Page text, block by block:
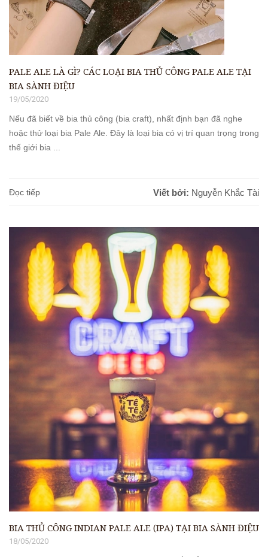
PALE ALE LÀ GÌ? CÁC LOẠI BIA THỦ CÔNG PALE ALE TẠI
BIA SÀNH ĐIỆU
19/05/2020
Nếu đã biết về bia thủ công (bia craft), nhất định bạn đã nghe
hoặc thử loại bia Pale Ale. Đây là loại bia có vị trí quan trọng trong
thế giới bia ...
Đọc tiếp Viết bởi: Nguyễn Khắc Tài
BIA THỦ CÔNG INDIAN PALE ALE (IPA) TẠI BIA SÀNH ĐIỆU
18/05/2020